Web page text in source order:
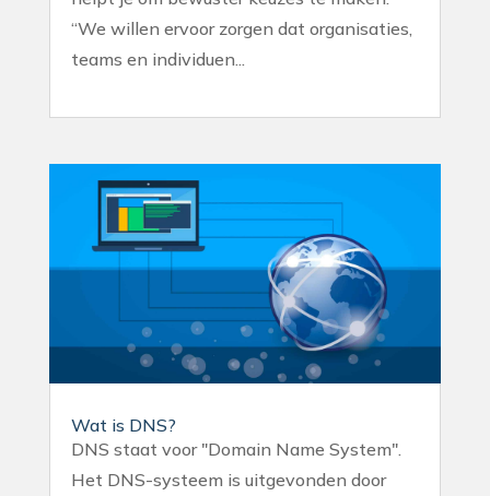
“We willen ervoor zorgen dat organisaties,
teams en individuen...
Wat is DNS?
DNS staat voor "Domain Name System".
Het DNS-systeem is uitgevonden door